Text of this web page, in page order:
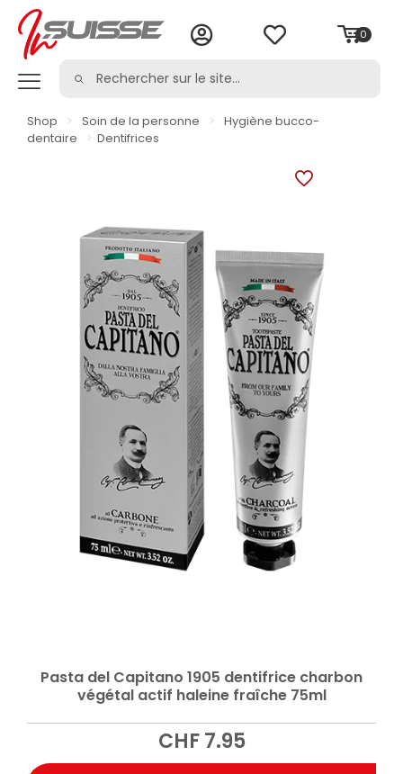
0
Shop > Soin de la personne >
Hygiène bucco-
dentaire
> Dentifrices
Pasta del Capitano 1905 dentifrice charbon
végétal actif haleine fraîche 75ml
CHF7.95